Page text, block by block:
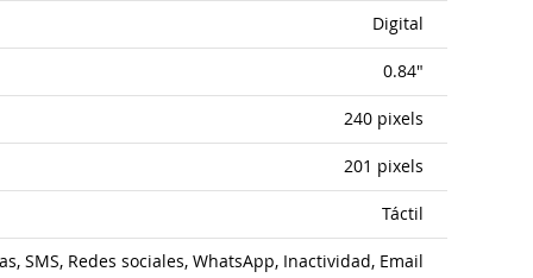
Digital
0.84"
240 pixels
201 pixels
Táctil
SMS, Redes sociales, WhatsApp, Inactividad, Email